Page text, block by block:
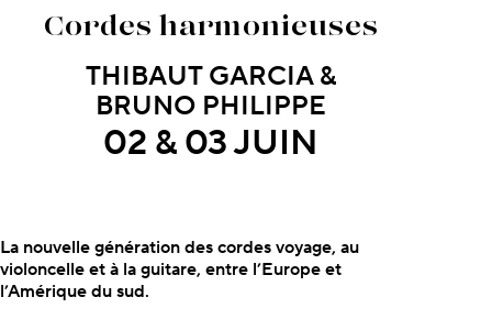
Cordes harmonieuses
THIBAUT GARCIA &
BRUNO PHILIPPE
02 & 03 JUIN
À propos du concert
La nouvelle génération des cordes voyage, au
violoncelle et à la guitare, entre l’Europe et
l’Amérique du sud.